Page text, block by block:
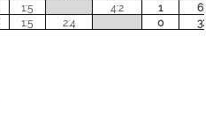
1:5 4:2 1
1:5 2:4 0